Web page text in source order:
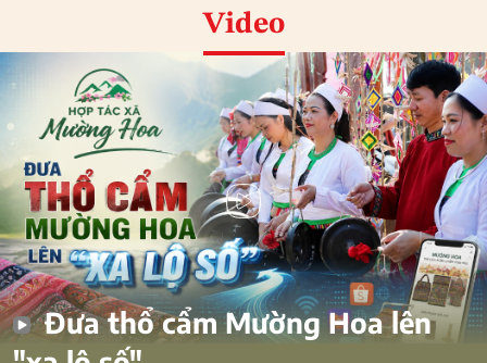
Video
Đưa thổ cẩm Mường Hoa lên